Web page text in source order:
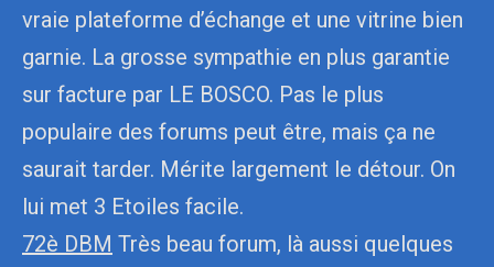
vraie plateforme d’échange et une vitrine bien
garnie. La grosse sympathie en plus garantie
sur facture par LE BOSCO. Pas le plus
populaire des forums peut être, mais ça ne
saurait tarder. Mérite largement le détour. On
lui met 3 Etoiles facile.
72è DBM Très beau forum, là aussi quelques